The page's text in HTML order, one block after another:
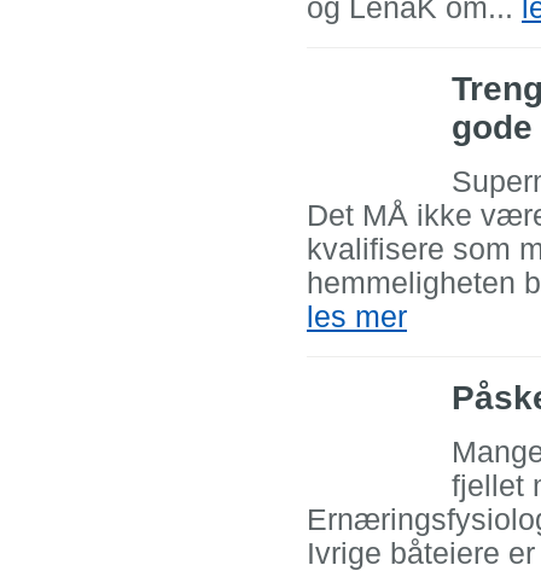
og LenaK om...
Det MÅ ikke
kvalifisere som
hemmeligheten
les mer
fjellet
Ivrige båteiere